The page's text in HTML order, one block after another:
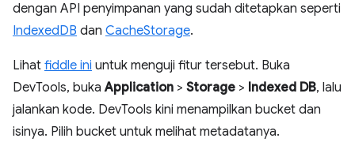
dengan API penyimpanan yang sudah ditetapkan seperti
IndexedDB dan CacheStorage.
Lihat fiddle ini untuk menguji fitur tersebut. Buka
DevTools, bukaApplication > Storage > Indexed DB, lalu
jalankan kode. DevTools kini menampilkan bucket dan
isinya. Pilih bucket untuk melihat metadatanya.